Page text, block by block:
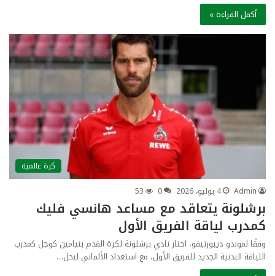
أكمل القراءة »
كرة عالمية
Admin
4 يوليو، 2026 0
53
برشلونة يتعاقد مع مساعد هانسي فليك
كمدرب لياقة الفريق الأول
وفقًا لموندو ديبورتيفو، اختار نادي برشلونة لكرة القدم بنيامين كوجل كمدرب
اللياقة البدنية الجديد للفريق الأول، مع استعداد الألماني ليحل…